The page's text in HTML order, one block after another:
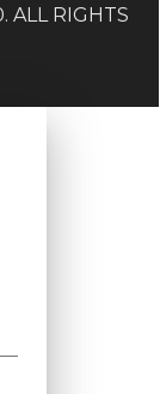
RIGHTS